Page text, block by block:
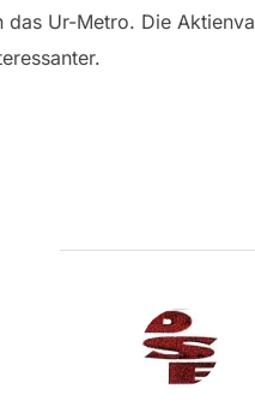
Ur-Metro. Die
BEITRAGSAUTOR